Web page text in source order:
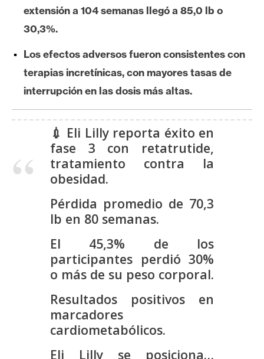
I
A
n
á
l
i
extensión a 104 semanas llegó a 85,0 lb o
30,3%.
Los efectos adversos fueron consistentes con
terapias incretínicas, con mayores tasas de
interrupción en las dosis más altas.
💉 Eli Lilly reporta éxito en
fase 3 con retatrutide,
tratamiento contra la
obesidad.
Pérdida promedio de 70,3
lb en 80 semanas.
El 45,3% de los
participantes perdió 30%
o más de su peso corporal.
Resultados positivos en
marcadores
cardiometabólicos.
Eli Lilly se posiciona…